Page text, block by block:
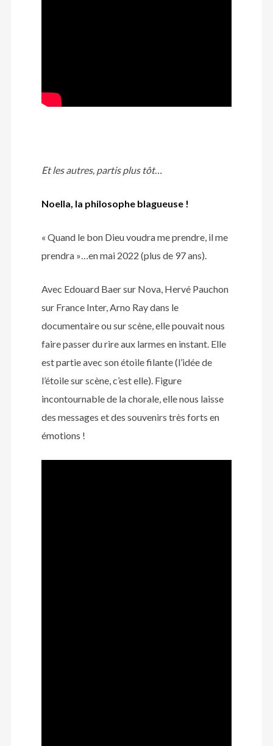
Et les autres, partis plus tôt…
Noella, la philosophe blagueuse !
« Quand le bon Dieu voudra me prendre, il me
prendra »…en mai 2022 (plus de 97 ans).
Avec Edouard Baer sur Nova, Hervé Pauchon
sur France Inter, Arno Ray dans le
documentaire ou sur scène, elle pouvait nous
faire passer du rire aux larmes en instant. Elle
est partie avec son étoile filante (l’idée de
l’étoile sur scène, c’est elle). Figure
incontournable de la chorale, elle nous laisse
des messages et des souvenirs très forts en
émotions !